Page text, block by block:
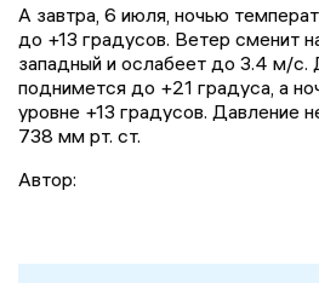
А завтра, 6 июля, ночью
до +13 градусов. Ветер сменит
западный и ослабеет до 3.4 м/с.
поднимется до +21 градуса, а
уровне +13 градусов. Давление
738 мм рт. ст.
Автор: